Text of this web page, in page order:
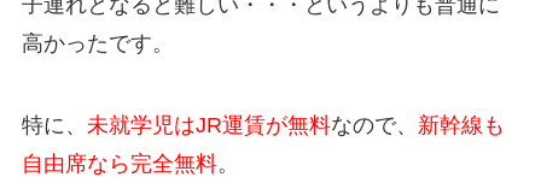
高かったです。
特に、 未就学児はJR運賃が無料なので、 新幹線も
自由席なら完全無料。